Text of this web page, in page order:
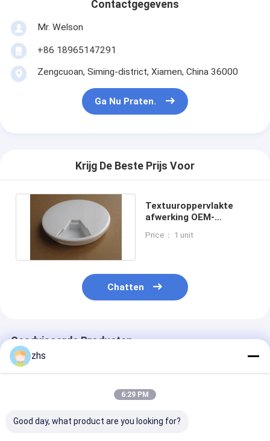
Contactgegevens
Mr. Welson
+86 18965147291
Zengcuoan, Siming-district, Xiamen, China 36000
Ga Nu Praten.
Krijg De Beste Prijs Voor
Textuuroppervlakte
afwerking OEM-
OEM/ODM
Price： 1 unit
Chatten
Geadviseerde Producten
zhs
6:29 PM
Good day, what product are you looking for?